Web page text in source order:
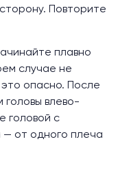
Повторите
плавно
случае не
опасно. После
влево-
головой с
— от одного плеча